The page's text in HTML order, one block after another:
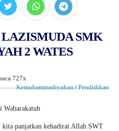
SMK
2 WATES
727x
Kemuhammadiyahan/Pendidikan
Wabarakatuh
panjatkan kehadirat Allah SWT